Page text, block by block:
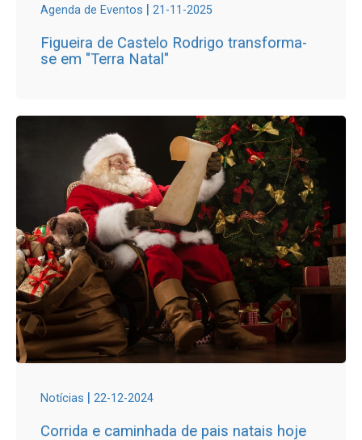
Agenda de Eventos | 21-11-2025
Figueira de Castelo Rodrigo transforma-
se em "Terra Natal"
Notícias | 22-12-2024
Corrida e caminhada de pais natais hoje